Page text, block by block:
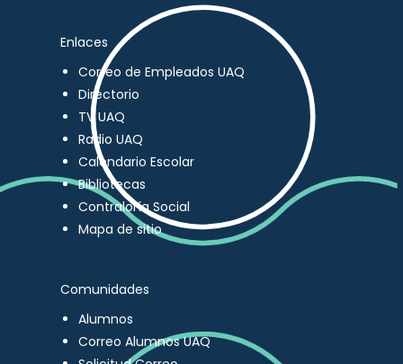
Enlaces
Correo de Empleados UAQ
Directorio
TV UAQ
Radio UAQ
Calendario Escolar
Bibliotecas
Contraloría Social
Mapa de sitio
Comunidades
Alumnos
Correo Alumnos UAQ